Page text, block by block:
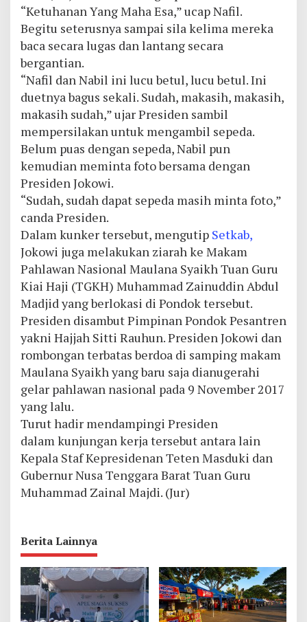
“Ketuhanan Yang Maha Esa,” ucap Nafil.
Begitu seterusnya sampai sila kelima mereka
baca secara lugas dan lantang secara
bergantian.
“Nafil dan Nabil ini lucu betul, lucu betul. Ini
duetnya bagus sekali. Sudah, makasih, makasih,
makasih sudah,” ujar Presiden sambil
mempersilakan untuk mengambil sepeda.
Belum puas dengan sepeda, Nabil pun
kemudian meminta foto bersama dengan
Presiden Jokowi.
“Sudah, sudah dapat sepeda masih minta foto,”
canda Presiden.
Dalam kunker tersebut, mengutip Setkab,
Jokowi juga melakukan ziarah ke Makam
Pahlawan Nasional Maulana Syaikh Tuan Guru
Kiai Haji (TGKH) Muhammad Zainuddin Abdul
Madjid yang berlokasi di Pondok tersebut.
Presiden disambut Pimpinan Pondok Pesantren
yakni Hajjah Sitti Rauhun. Presiden Jokowi dan
rombongan terbatas berdoa di samping makam
Maulana Syaikh yang baru saja dianugerahi
gelar pahlawan nasional pada 9 November 2017
yang lalu.
Turut hadir mendampingi Presiden
dalam kunjungan kerja tersebut antara lain
Kepala Staf Kepresidenan Teten Masduki dan
Gubernur Nusa Tenggara Barat Tuan Guru
Muhammad Zainal Majdi. (Jur)
Berita Lainnya